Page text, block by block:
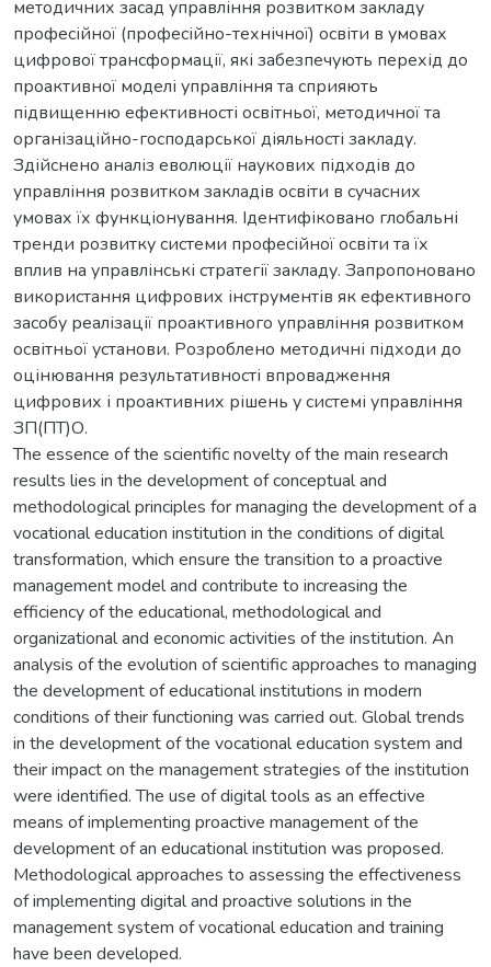
методичних засад управління розвитком закладу
професійної (професійно-технічної) освіти в умовах
цифрової трансформації, які забезпечують перехід до
проактивної моделі управління та сприяють
підвищенню ефективності освітньої, методичної та
організаційно-господарської діяльності закладу.
Здійснено аналіз еволюції наукових підходів до
управління розвитком закладів освіти в сучасних
умовах їх функціонування. Ідентифіковано глобальні
тренди розвитку системи професійної освіти та їх
вплив на управлінські стратегії закладу. Запропоновано
використання цифрових інструментів як ефективного
засобу реалізації проактивного управління розвитком
освітньої установи. Розроблено методичні підходи до
оцінювання результативності впровадження
цифрових і проактивних рішень у системі управління
ЗП(ПТ)О.
The essence of the scientific novelty of the main research
results lies in the development of conceptual and
methodological principles for managing the development of a
vocational education institution in the conditions of digital
transformation, which ensure the transition to a proactive
management model and contribute to increasing the
efficiency of the educational, methodological and
organizational and economic activities of the institution. An
analysis of the evolution of scientific approaches to managing
the development of educational institutions in modern
conditions of their functioning was carried out. Global trends
in the development of the vocational education system and
their impact on the management strategies of the institution
were identified. The use of digital tools as an effective
means of implementing proactive management of the
development of an educational institution was proposed.
Methodological approaches to assessing the effectiveness
of implementing digital and proactive solutions in the
management system of vocational education and training
have been developed.